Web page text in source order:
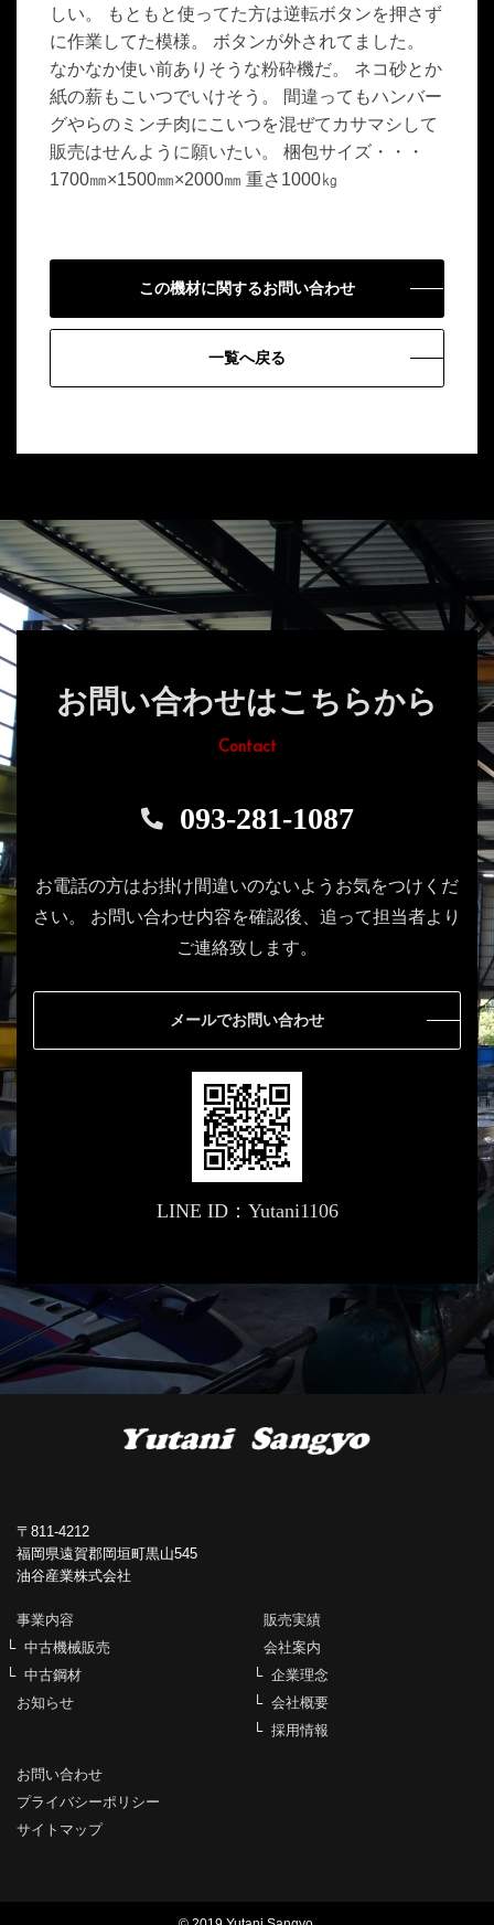
しい。 もともと使ってた方は逆転ボタンを押さず
に作業してた模様。 ボタンが外されてました。
なかなか使い前ありそうな粉砕機だ。 ネコ砂とか
紙の薪もこいつでいけそう。 間違ってもハンバー
グやらのミンチ肉にこいつを混ぜてカサマシして
販売はせんように願いたい。 梱包サイズ・・・
1700㎜×1500㎜×2000㎜ 重さ1000㎏
この機材に関するお問い合わせ
一覧へ戻る
お問い合わせはこちらから
Contact
093-281-1087
お電話の方はお掛け間違いのないようお気をつけくだ
さい。
お問い合わせ内容を確認後、追って担当者より
ご連絡致します。
メールでお問い合わせ
LINE ID：Yutani1106
〒811-4212
福岡県遠賀郡岡垣町黒山545
油谷産業株式会社
事業内容
中古機械販売
中古鋼材
お知らせ
販売実績
会社案内
企業理念
会社概要
採用情報
お問い合わせ
プライバシーポリシー
サイトマップ